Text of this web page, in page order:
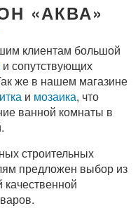
«АКВА»
клиентам большой
и сопутствующих
же в нашем магазине
и мозаика, что
ванной комнаты в
строительных
предложен выбор из